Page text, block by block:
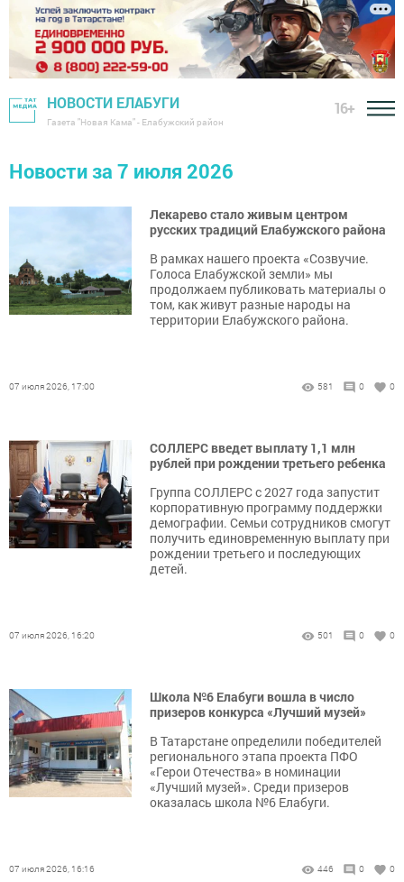
НОВОСТИ ЕЛАБУГИ
Газета "Новая Кама" - Елабужский район
16+
Новости за 7 июля 2026
Лекарево стало живым центром
русских традиций Елабужского района
В рамках нашего проекта «Созвучие.
Голоса Елабужской земли» мы
продолжаем публиковать материалы о
том, как живут разные народы на
территории Елабужского района.
07 июля 2026, 17:00 581 0 0
СОЛЛЕРС введет выплату 1,1 млн
рублей при рождении третьего ребенка
Группа СОЛЛЕРС с 2027 года запустит
корпоративную программу поддержки
демографии. Семьи сотрудников смогут
получить единовременную выплату при
рождении третьего и последующих
детей.
07 июля 2026, 16:20 501 0 0
Школа №6 Елабуги вошла в число
призеров конкурса «Лучший музей»
В Татарстане определили победителей
регионального этапа проекта ПФО
«Герои Отечества» в номинации
«Лучший музей». Среди призеров
оказалась школа №6 Елабуги.
07 июля 2026, 16:16 446 0 0